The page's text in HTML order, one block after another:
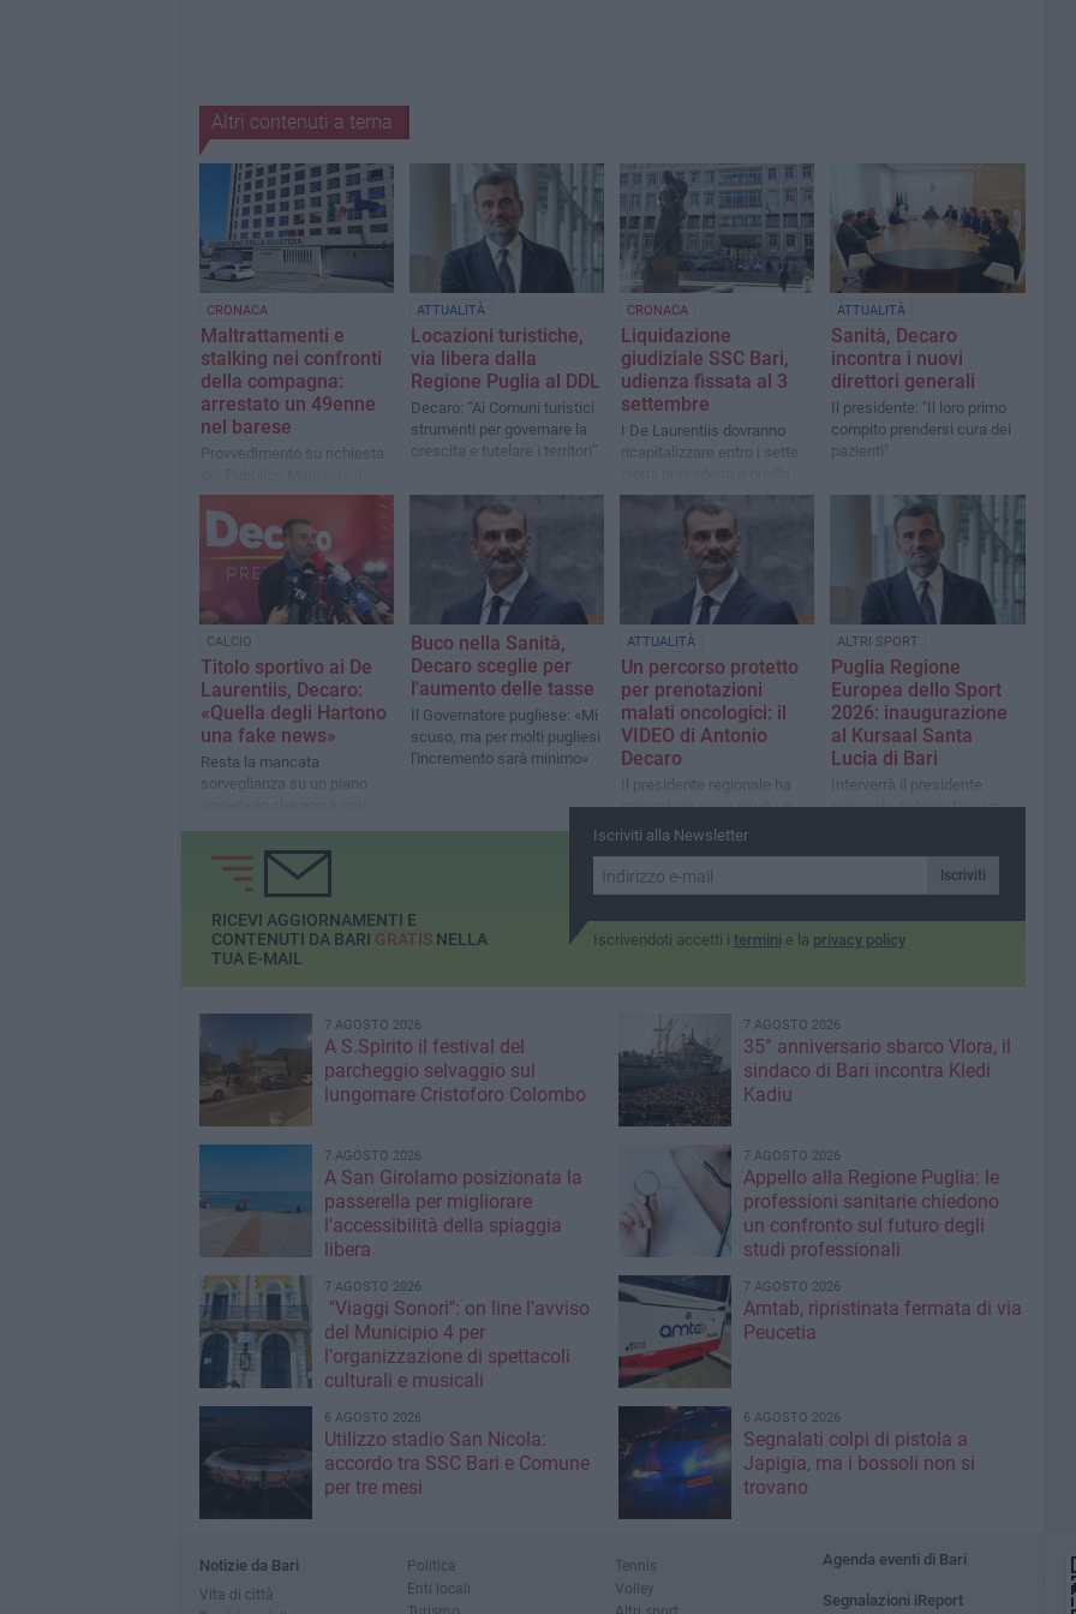
Altri contenuti a tema
CRONACA
Maltrattamenti e
stalking nei confronti
della compagna:
arrestato un 49enne
nel barese
Provvedimento su richiesta
Giudice per le indagini
preliminari del Tribunale di
Bari
ATTUALITÀ
Locazioni turistiche,
via libera dalla
Regione Puglia al DDL
Decaro: “Ai Comuni turistici
strumenti per governare la
crescita e tutelare i territori”
CRONACA
Liquidazione
giudiziale SSC Bari,
udienza fissata al 3
settembre
I De Laurentiis dovranno
ricapitalizzare entro i sette
data
ATTUALITÀ
Sanità, Decaro
incontra i nuovi
direttori generali
Il presidente: "Il loro primo
compito prendersi cura dei
pazienti"
CALCIO
Titolo sportivo ai De
Laurentiis, Decaro:
«Quella degli Hartono
una fake news»
Resta la mancata
sorveglianza su un piano
cresciuto nel tempo
Buco nella Sanità,
Decaro sceglie per
l'aumento delle tasse
Il Governatore pugliese: «Mi
scuso, ma per molti pugliesi
l'incremento sarà minimo»
ATTUALITÀ
Un percorso protetto
per prenotazioni
malati oncologici: il
VIDEO di Antonio
Decaro
Il presidente regionale ha
spiegato in poco più di un
minuto cosa sta cercando di
ALTRI SPORT
Puglia Regione
Europea dello Sport
2026: inaugurazione
al Kursaal Santa
Lucia di Bari
Interverrà il presidente
regionale Antonio Decaro
Iscriviti alla Newsletter
Iscriviti
Iscrivendoti accetti i termini e la privacy policy
RICEVI AGGIORNAMENTI E
CONTENUTI DA BARI GRATISNELLA
TUA E-MAIL
7 AGOSTO 2026
A S.Spirito il festival del
parcheggio selvaggio sul
lungomare Cristoforo Colombo
7 AGOSTO 2026
35° anniversario sbarco Vlora, il
sindaco di Bari incontra Kledi
Kadiu
7 AGOSTO 2026
A San Girolamo posizionata la
passerella per migliorare
l'accessibilità della spiaggia
libera
7 AGOSTO 2026
Appello alla Regione Puglia: le
professioni sanitarie chiedono
un confronto sul futuro degli
studi professionali
7 AGOSTO 2026
"Viaggi Sonori": on line l'avviso
del Municipio 4 per
l'organizzazione di spettacoli
culturali e musicali
7 AGOSTO 2026
Amtab, ripristinata fermata di via
Peucetia
6 AGOSTO 2026
Utilizzo stadio San Nicola:
accordo tra SSC Bari e Comune
per tre mesi
6 AGOSTO 2026
Segnalati colpi di pistola a
Japigia, ma i bossoli non si
trovano
Notizie da Bari
Vita di città
Politica
Enti locali
Tennis
Volley
Agenda eventi di Bari
Segnalazioni iReport